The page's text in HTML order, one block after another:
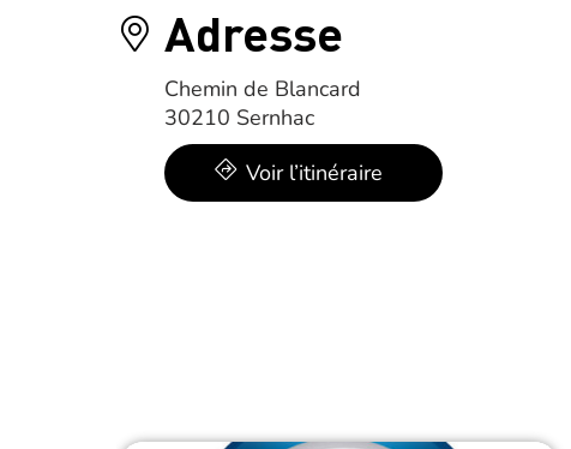
Adresse
Chemin de Blancard
30210 Sernhac
Voir l’itinéraire